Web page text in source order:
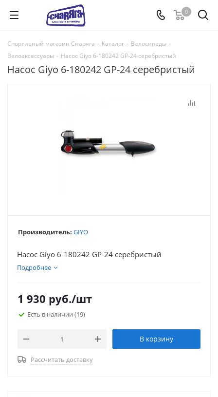
0
Спортивный магазин Снаряга - Каталог - Велосипеды -
Велоаксессуары - Насос Giyo 6-180242 GP-24 серебристый
Насос Giyo 6-180242 GP-24 серебристый
Производитель: GIYO
Насос Giyo 6-180242 GP-24 серебристый
Подробнее
1 930 руб./шт
Есть в наличии (19)
В корзину
Рассчитать доставку